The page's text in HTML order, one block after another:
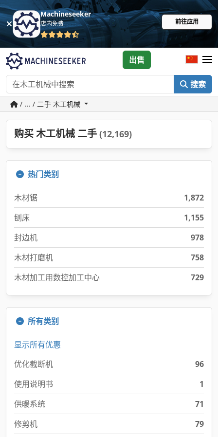
Machineseeker
店内免费 前往应用
搜索
出售
/ ... / 二手 木工机械
购买 木工机械 二手 (12,169)
热门类别
木材锯
1,872
刨床
1,155
封边机
978
木材打磨机
758
木材加工用数控加工中心
729
所有类别
显示所有优惠
优化截断机
96
使用说明书
1
供暖系统
71
修剪机
79